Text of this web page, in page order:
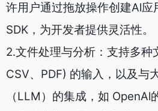
许用户通过拖放操作创建Al应
SDK，为开发者提供灵活性。
2.文件处理与分析：支持多种
CSV、PDF) 的输入，以及与
（LLM）的集成，如